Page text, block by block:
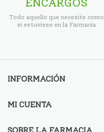
ENCARGOS
Todo aquello que necesite como
si estuviese en la Farmacia
INFORMACIÓN
MI CUENTA